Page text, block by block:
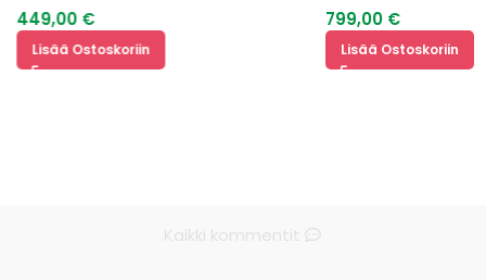
449,00 €
Lisää Ostoskoriin
799,00 €
Lisää Ostoskoriin